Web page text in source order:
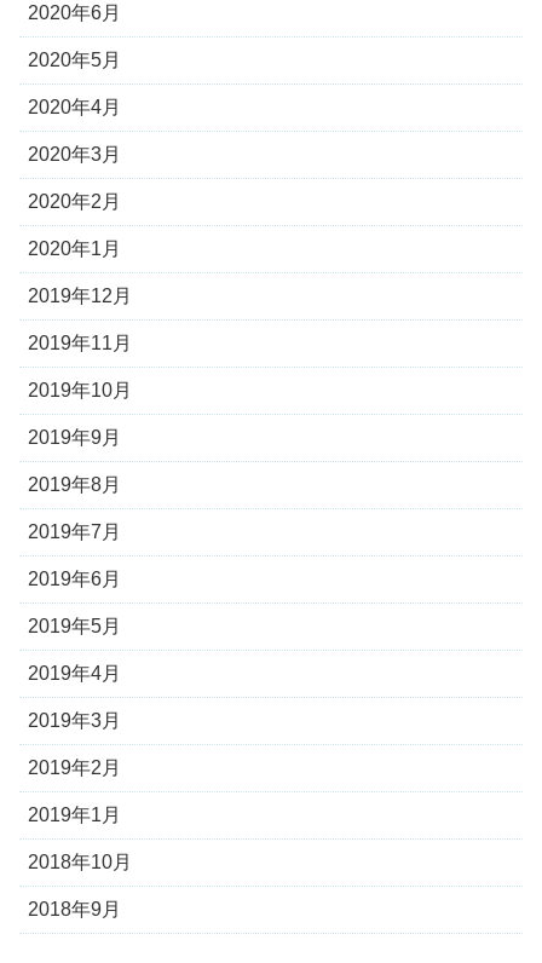
2020年6月
2020年5月
2020年4月
2020年3月
2020年2月
2020年1月
2019年12月
2019年11月
2019年10月
2019年9月
2019年8月
2019年7月
2019年6月
2019年5月
2019年4月
2019年3月
2019年2月
2019年1月
2018年10月
2018年9月